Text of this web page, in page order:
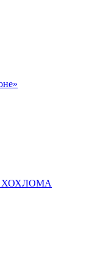
ХОХЛОМА